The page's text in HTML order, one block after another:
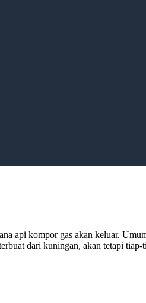
api kompor gas akan keluar.
dari kuningan, akan tetapi